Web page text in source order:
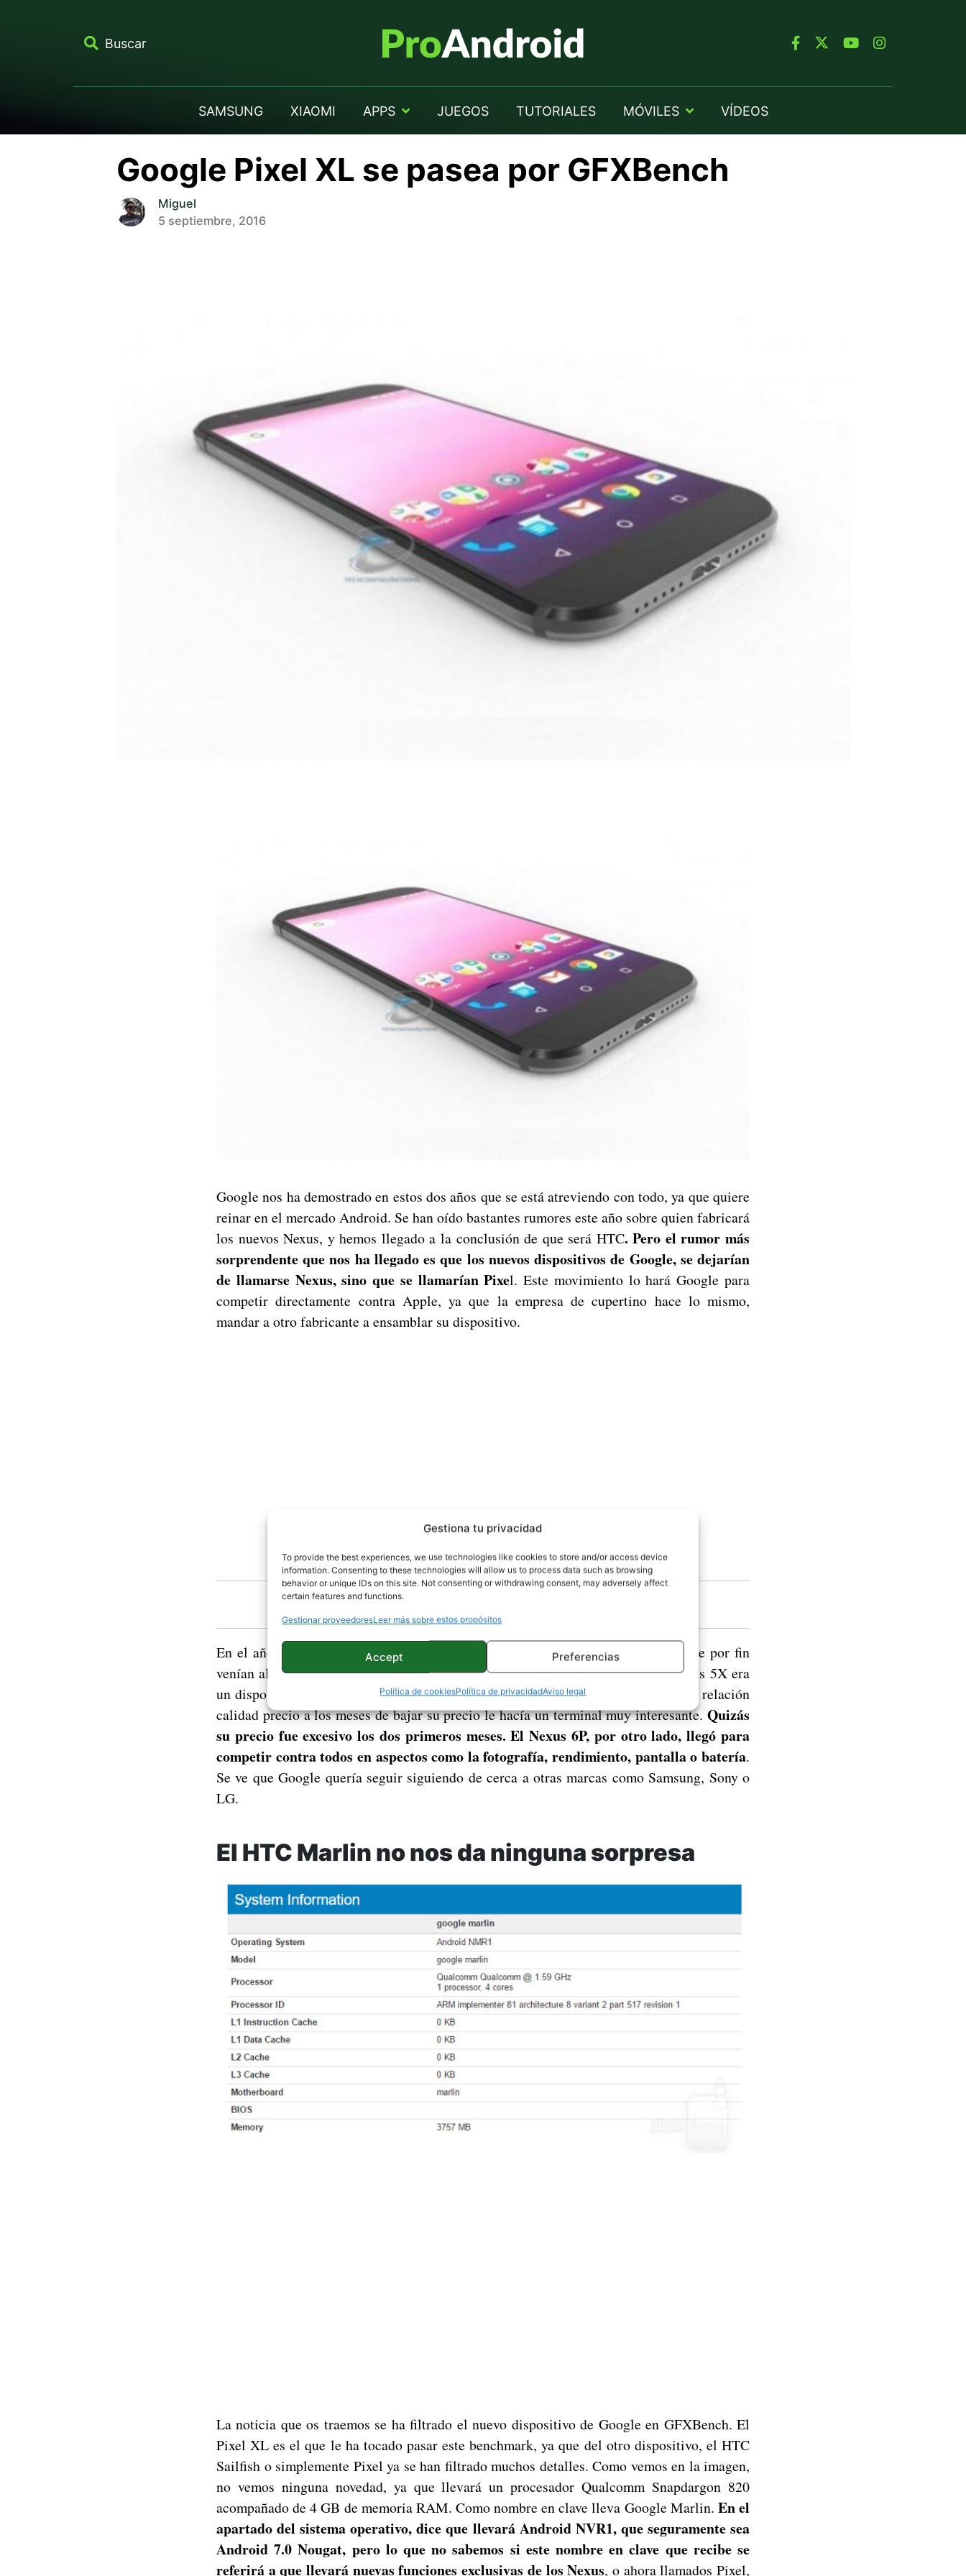
Gestiona tu privacidad
To provide the best experiences, we use technologies like cookies to store and/or access device
information. Consenting to these technologies will allow us to process data such as browsing
behavior or unique IDs on this site. Not consenting or withdrawing consent, may adversely affect
certain features and functions.
Gestionar proveedoresLeer más sobre estos propósitos
Accept Preferencias
Política de cookiesPolítica de privacidadAviso legal
Buscar
SAMSUNG XIAOMI APPS JUEGOS TUTORIALES MÓVILES VÍDEOS
Google Pixel XL se pasea por GFXBench
Miguel
5 septiembre, 2016
Google nos ha demostrado en estos dos años que se está atreviendo con todo, ya que quiere
reinar en el mercado Android. Se han oído bastantes rumores este año sobre quien fabricará
los nuevos Nexus, y hemos llegado a la conclusión de que será HTC. Pero el rumor más
sorprendente que nos ha llegado es que los nuevos dispositivos de Google, se dejarían
de llamarse Nexus, sino que se llamarían Pixel. Este movimiento lo hará Google para
competir directamente contra Apple, ya que la empresa de cupertino hace lo mismo,
mandar a otro fabricante a ensamblar su dispositivo.
¿Veremos una nueva tablet Nexus?
En el año 2015 vimos por primera vez unos dispositivos Nexus diferentes, ya que por fin
venían al mercado para competir con la gama alta en todos los aspectos. El Nexus 5X era
un dispositivo menos potente que los otros terminales de gama alta, pero su buena relación
calidad precio a los meses de bajar su precio le hacía un terminal muy interesante. Quizás
su precio fue excesivo los dos primeros meses. El Nexus 6P, por otro lado, llegó para
competir contra todos en aspectos como la fotografía, rendimiento, pantalla o batería.
Se ve que Google quería seguir siguiendo de cerca a otras marcas como Samsung, Sony o
LG.
El HTC Marlin no nos da ninguna sorpresa
La noticia que os traemos se ha filtrado el nuevo dispositivo de Google en GFXBench. El
Pixel XL es el que le ha tocado pasar este benchmark, ya que del otro dispositivo, el HTC
Sailfish o simplemente Pixel ya se han filtrado muchos detalles. Como vemos en la imagen,
no vemos ninguna novedad, ya que llevará un procesador Qualcomm Snapdargon 820
acompañado de 4 GB de memoria RAM. Como nombre en clave lleva Google Marlin. En el
apartado del sistema operativo, dice que llevará Android NVR1, que seguramente sea
Android 7.0 Nougat, pero lo que no sabemos si este nombre en clave que recibe se
referirá a que llevará nuevas funciones exclusivas de los Nexus, o ahora llamados Pixel,